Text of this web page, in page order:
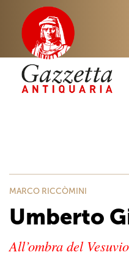
MARCO RICCÒMINI
Umberto
All’ombra del Vesuvio